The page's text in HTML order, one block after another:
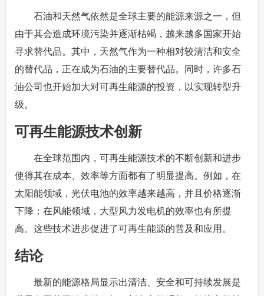
石油和天然气依然是全球主要的能源来源之一，但
由于其会造成环境污染并逐渐枯竭，越来越多国家开始
寻求替代品。其中，天然气作为一种相对较清洁和安全
的替代品，正在成为石油的主要替代品。同时，许多石
油公司也开始加大对可再生能源的投资，以实现转型升
级。
可再生能源技术创新
在全球范围内，可再生能源技术的不断创新和进步
使得其在成本、效率等方面都有了明显提高。例如，在
太阳能领域，光伏电池的效率越来越高，并且价格逐渐
下降；在风能领域，大型风力发电机的效率也有所提
高。这些技术进步促进了可再生能源的普及和应用。
结论
最新的能源格局显示出清洁、安全和可持续发展是